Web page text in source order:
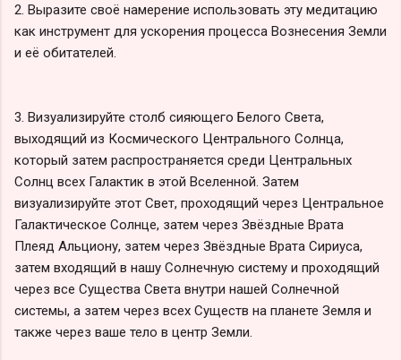
2. Выразите своё намерение использовать эту медитацию
как инструмент для ускорения процесса Вознесения Земли
и её обитателей.
3. Визуализируйте столб сияющего Белого Света,
выходящий из Космического Центрального Солнца,
который затем распространяется среди Центральных
Солнц всех Галактик в этой Вселенной. Затем
визуализируйте этот Свет, проходящий через Центральное
Галактическое Солнце, затем через Звёздные Врата
Плеяд Альциону, затем через Звёздные Врата Сириуса,
затем входящий в нашу Солнечную систему и проходящий
через все Существа Света внутри нашей Солнечной
системы, а затем через всех Существ на планете Земля и
также через ваше тело в центр Земли.